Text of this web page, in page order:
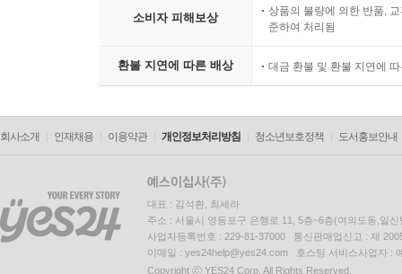
소비자 피해보상
상품의 불량에 의한 반품,
준하여 처리됨
환불 지연에 따른 배상 대금 환불 및 환불 지연에
회사소개 인재채용 이용약관 개인정보처리방침 청소년보호정책 도서홍보안내
대표 : 김석환, 최세라
주소 : 서울시 영등포구 은행로 11, 5층~6층(여의도동,일신
사업자등록번호 : 229-81-37000 통신판매업신고 : 제
이메일 : yes24help@yes24.com 호스팅 서비스사업자 :
Copyright ⓒ YES24 Corp. All Rights Reserved.